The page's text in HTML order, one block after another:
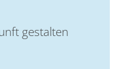
gestalten